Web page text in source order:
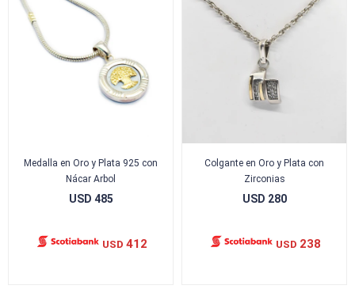
Medalla en Oro y Plata 925 con
Nácar Arbol
USD 485
USD 412
Colgante en Oro y Plata con
Zirconias
USD 280
USD 238